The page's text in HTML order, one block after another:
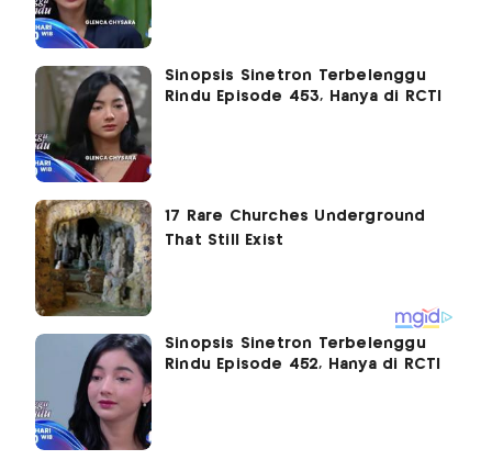
Sinopsis Sinetron Terbelenggu
Rindu Episode 453, Hanya di RCTI
Sinopsis Sinetron Terbelenggu
Rindu Episode 452, Hanya di RCTI